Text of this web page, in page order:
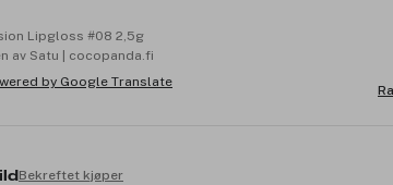
Lipgloss #08 2,5g
av Satu | cocopanda.fi
Bekreftet kjøper